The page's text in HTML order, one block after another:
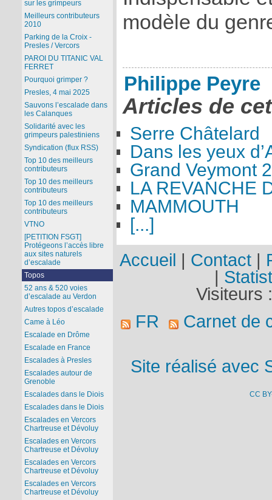
modèle du
Philippe Peyre
Articles de
Serre Châtelard
Dans les yeux
Grand Veymont
LA REVANCHE
MAMMOUTH
[...]
sur les grimpeurs
Meilleurs contributeurs
2010
Parking de la Croix -
Presles / Vercors
PAROI DU TITANIC VAL
FERRET
Pourquoi grimper ?
Presles, 4 mai 2025
Sauvons l’escalade dans
les Calanques
Solidarité avec les
grimpeurs palestiniens
Syndication (flux RSS)
Top 10 des meilleurs
contributeurs
Top 10 des meilleurs
contributeurs
Top 10 des meilleurs
contributeurs
VTNO
[PETITION FSGT]
Protégeons l’accès libre
aux sites naturels
d’escalade
Topos
52 ans & 520 voies
d’escalade au Verdon
Autres topos d’escalade
Came à Léo
Escalade en Drôme
Escalade en France
Escalades à Presles
Escalades autour de
Grenoble
Escalades dans le Diois
Escalades dans le Diois
Escalades en Vercors
Chartreuse et Dévoluy
Escalades en Vercors
Chartreuse et Dévoluy
Escalades en Vercors
Chartreuse et Dévoluy
Escalades en Vercors
Chartreuse et Dévoluy
Accueil | Contact |
|
Visiteurs
FR
Carnet de
Site réalisé avec
CC